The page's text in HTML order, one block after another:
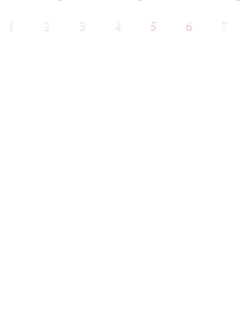
2 3 4 5 6 7